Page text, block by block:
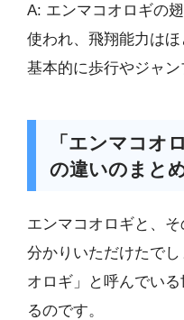
A: エンマコオロギの
使われ、飛翔能力は
基本的に歩行やジャン
「エンマコオ
の違いのまと
エンマコオロギと、
分かりいただけたで
オロギ」と呼んでい
るのです。